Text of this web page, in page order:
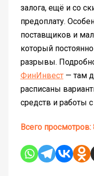
залога, ещё и со
предоплату.
поставщиков и
который
разрывы.
ФинИнвест— там
расписаны
средств и работы с
Всего просмотров: